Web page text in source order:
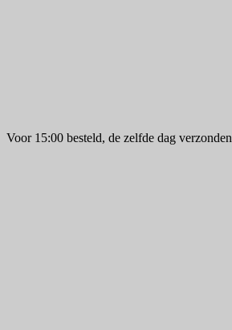
Voor 15:00 besteld, de zelfde dag verzonden